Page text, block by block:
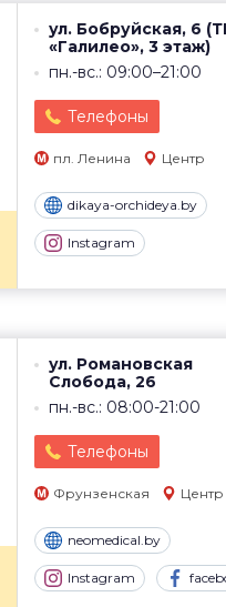
ул. Бобруйская, 6
«Галилео», 3 этаж)
пн.-вс.: 09:00–21:00
Телефоны
пл. Ленина Центр
dikaya-orchideya.by
Instagram
ул. Романовская
Слобода, 26
пн.-вс.: 08:00-21:00
Телефоны
Фрунзенская Центр
neomedical.by
Instagram